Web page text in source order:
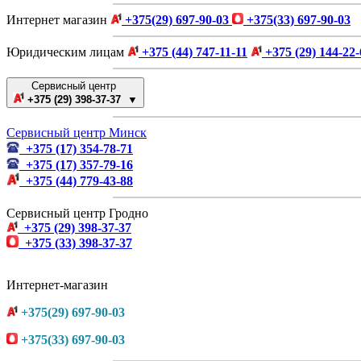
Интернет магазин +375(29) 697-90-03 +375(33) 697-90-03
Юридическим лицам +375 (44) 747-11-11 +375 (29) 144-
Сервисный центр
+375 (29) 398-37-37 ▼
Сервисный центр Минск
+375 (17) 354-78-71
+375 (17) 357-79-16
+375 (44) 779-43-88
Сервисный центр Гродно
+375 (29) 398-37-37
+375 (33) 398-37-37
Интернет-магазин
+375(29) 697-90-03
+375(33) 697-90-03